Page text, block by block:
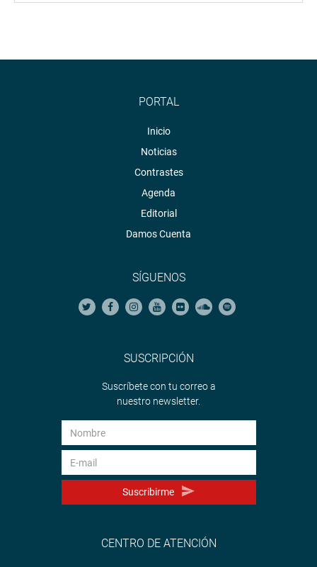
PORTAL
Inicio
Noticias
Contrastes
Agenda
Editorial
Damos Cuenta
SÍGUENOS
SUSCRIPCIÓN
Suscríbete con tu correo a
nuestro newsletter.
Suscribirme
CENTRO DE ATENCIÓN